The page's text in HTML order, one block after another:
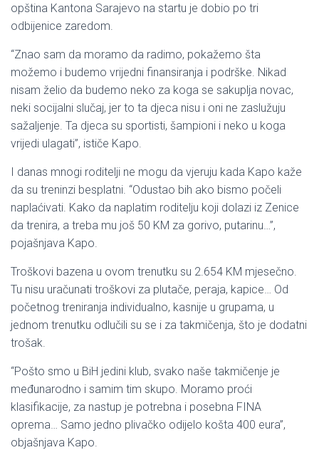
opština Kantona Sarajevo na startu je dobio po tri
odbijenice zaredom.
“Znao sam da moramo da radimo, pokažemo šta
možemo i budemo vrijedni finansiranja i podrške. Nikad
nisam želio da budemo neko za koga se sakuplja novac,
neki socijalni slučaj, jer to ta djeca nisu i oni ne zaslužuju
sažaljenje. Ta djeca su sportisti, šampioni i neko u koga
vrijedi ulagati”, ističe Kapo.
I danas mnogi roditelji ne mogu da vjeruju kada Kapo kaže
da su treninzi besplatni. “Odustao bih ako bismo počeli
naplaćivati. Kako da naplatim roditelju koji dolazi iz Zenice
da trenira, a treba mu još 50 KM za gorivo, putarinu…”,
pojašnjava Kapo.
Troškovi bazena u ovom trenutku su 2.654 KM mjesečno.
Tu nisu uračunati troškovi za plutače, peraja, kapice… Od
početnog treniranja individualno, kasnije u grupama, u
jednom trenutku odlučili su se i za takmičenja, što je dodatni
trošak.
“Pošto smo u BiH jedini klub, svako naše takmičenje je
međunarodno i samim tim skupo. Moramo proći
klasifikacije, za nastup je potrebna i posebna FINA
oprema… Samo jedno plivačko odijelo košta 400 eura”,
objašnjava Kapo.